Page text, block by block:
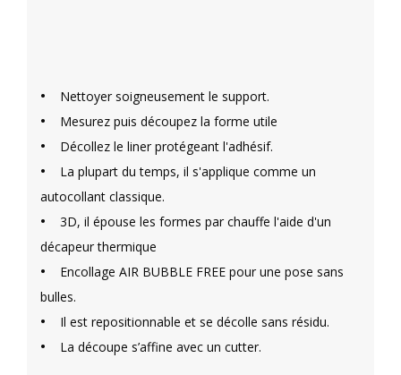
• Nettoyer soigneusement le support.
• Mesurez puis découpez la forme utile
• Décollez le liner protégeant l'adhésif.
•
La plupart du temps, il s'applique comme un
autocollant classique.
• 3D, il épouse les formes par chauffe l'aide d'un
décapeur thermique
•
Encollage AIR BUBBLE FREE pour une pose sans
bulles.
• Il est repositionnable et se décolle sans résidu.
• La découpe s’affine avec un cutter.